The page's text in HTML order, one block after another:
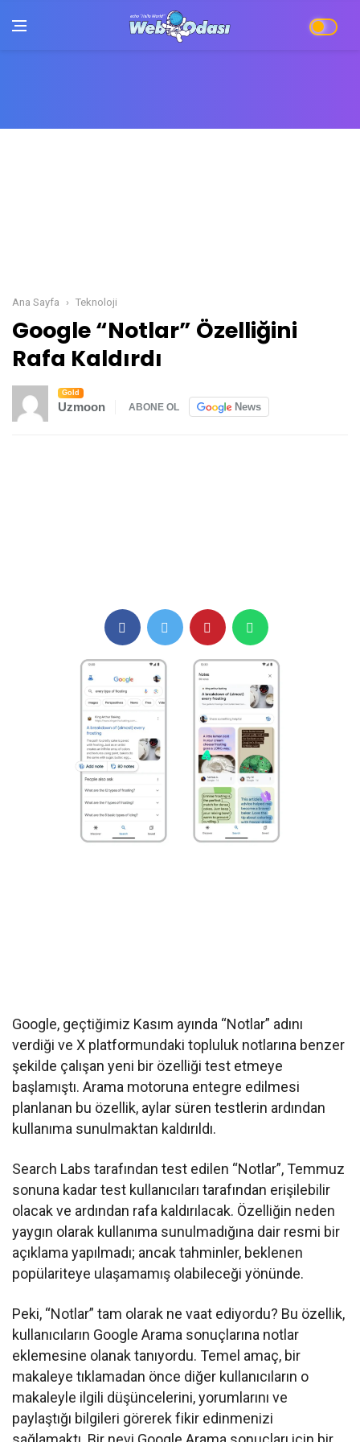
Ana Sayfa Teknoloji
Google “Notlar” Özelliğini
Rafa Kaldırdı
Gold
Uzmoon ABONE OL News
Google, geçtiğimiz Kasım ayında “Notlar” adını
verdiği ve X platformundaki topluluk notlarına benzer
şekilde çalışan yeni bir özelliği test etmeye
başlamıştı. Arama motoruna entegre edilmesi
planlanan bu özellik, aylar süren testlerin ardından
kullanıma sunulmaktan kaldırıldı.
Search Labs tarafından test edilen “Notlar”, Temmuz
sonuna kadar test kullanıcıları tarafından erişilebilir
olacak ve ardından rafa kaldırılacak. Özelliğin neden
yaygın olarak kullanıma sunulmadığına dair resmi bir
açıklama yapılmadı; ancak tahminler, beklenen
popülariteye ulaşamamış olabileceği yönünde.
Peki, “Notlar” tam olarak ne vaat ediyordu? Bu özellik,
kullanıcıların Google Arama sonuçlarına notlar
eklemesine olanak tanıyordu. Temel amaç, bir
makaleye tıklamadan önce diğer kullanıcıların o
makaleyle ilgili düşüncelerini, yorumlarını ve
paylaştığı bilgileri görerek fikir edinmenizi